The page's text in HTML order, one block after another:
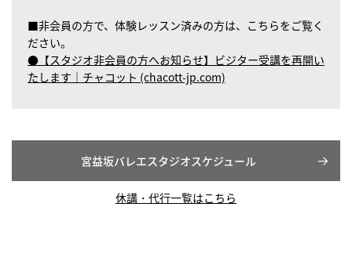
■非会員の方で、体験レッスン済みの方は、こちらをご覧く
ださい。
●【スタジオ非会員の方へお知らせ】ビジター受講を再開い
たします｜チャコット (chacott-jp.com)
宮益坂バレエスタジオスケジュール
休講・代行一覧はこちら